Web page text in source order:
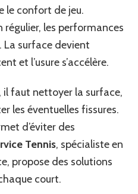
le confort de jeu.
les performances
surface devient
et l’usure s’accélère.
il faut nettoyer la surface,
les éventuelles fissures.
d’éviter des
Tennis, spécialiste en
propose des solutions
court.